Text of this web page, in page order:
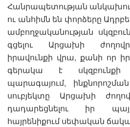
Հանրապետության
ու անհիմն են փորձերը
ամբողջականության
գցելու Արցախի
իրավունքի վրա, քանի որ
գերակա է սկզբունքի
պարագայում,
սուբյեկտը Արցախի
դադարեցնելու իր
հայրենիքում սեփական